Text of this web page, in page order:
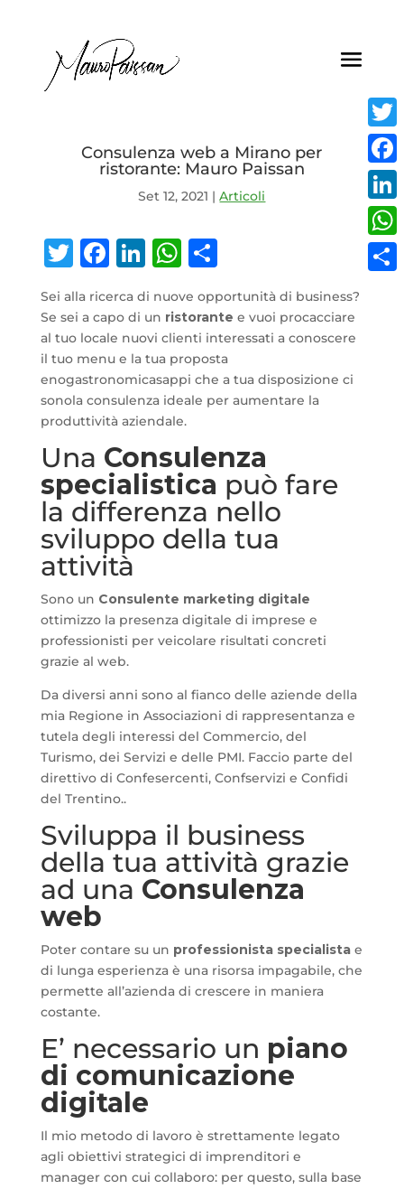
Consulenza web a Mirano per
ristorante: Mauro Paissan
Set 12, 2021 |Articoli
Twitter
Facebook
LinkedIn
WhatsApp
Condividi
Sei alla ricerca di nuove opportunità di business?
Se sei a capo di un ristorante e vuoi procacciare
al tuo locale nuovi clienti interessati a conoscere
il tuo menu e la tua proposta
enogastronomicasappi che a tua disposizione ci
sonola consulenza ideale per aumentare la
produttività aziendale.
Una Consulenza
specialistica può fare
la differenza nello
sviluppo della tua
attività
Sono un Consulente marketing digitale
ottimizzo la presenza digitale di imprese e
professionisti per veicolare risultati concreti
grazie al web.
Da diversi anni sono al fianco delle aziende della
mia Regione in Associazioni di rappresentanza e
tutela degli interessi del Commercio, del
Turismo, dei Servizi e delle PMI. Faccio parte del
direttivo di Confesercenti, Confservizi e Confidi
del Trentino..
Sviluppa il business
della tua attività grazie
ad una Consulenza
web
Poter contare su un professionista specialistae
di lunga esperienza è una risorsa impagabile, che
permette all’azienda di crescere in maniera
costante.
E’ necessario un piano
di comunicazione
digitale
Il mio metodo di lavoro è strettamente legato
agli obiettivi strategici di imprenditori e
manager con cui collaboro: per questo, sulla base